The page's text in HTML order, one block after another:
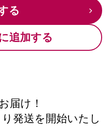
る
追加する
届け！
発送を開始いたし